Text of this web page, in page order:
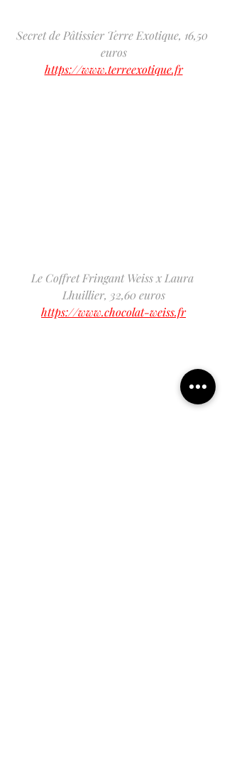
Secret de Pâtissier Terre Exotique, 16,50
euros
https://www.terreexotique.fr
Le Coffret Fringant Weiss x Laura
Lhuillier, 32,60 euros
https://www.chocolat-weiss.fr